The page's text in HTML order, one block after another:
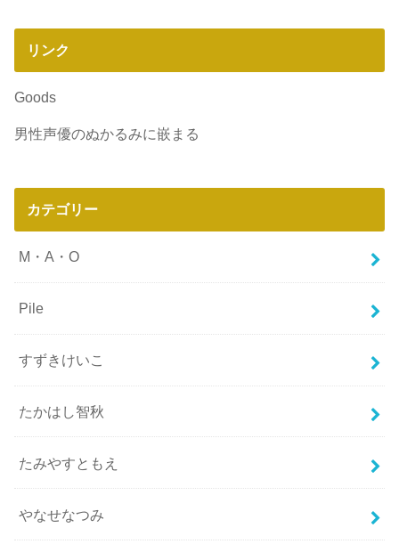
リンク
Goods
男性声優のぬかるみに嵌まる
カテゴリー
M・A・O
Pile
すずきけいこ
たかはし智秋
たみやすともえ
やなせなつみ